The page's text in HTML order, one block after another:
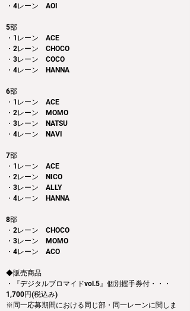
・4レーン　AOI
5部
・1レーン　ACE
・2レーン　CHOCO
・3レーン　COCO
・4レーン　HANNA
6部
・1レーン　ACE
・2レーン　MOMO
・3レーン　NATSU
・4レーン　NAVI
7部
・1レーン　ACE
・2レーン　NICO
・3レーン　ALLY
・4レーン　HANNA
8部
・2レーン　CHOCO
・3レーン　MOMO
・4レーン　ACO
◆販売商品
・『デジタルブロマイドvol.5』個別握手券付・・・
1,700円(税込み)
※同一応募期間における同じ部・同一レーンに関しま